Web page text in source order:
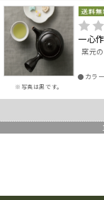
※写真は黒です。
一心
窯元
●カラ
1